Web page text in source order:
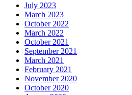
July 2023
March 2023
October 2022
March 2022
October 2021
September 2021
March 2021
February 2021
November 2020
October 2020